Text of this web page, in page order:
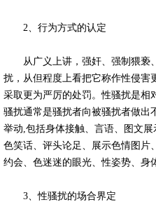
2、行为方式的认定
从广义上讲，强奸、强制猥亵
扰，从但程度上看把它称作性侵害
采取更为严厉的处罚。性骚扰是相
骚扰通常是骚扰者向被骚扰者做出
举动,包括身体接触、言语、图文
色笑话、评头论足、展示色情图片
约会、色迷迷的眼光、性姿势、身
3、性骚扰的场合界定